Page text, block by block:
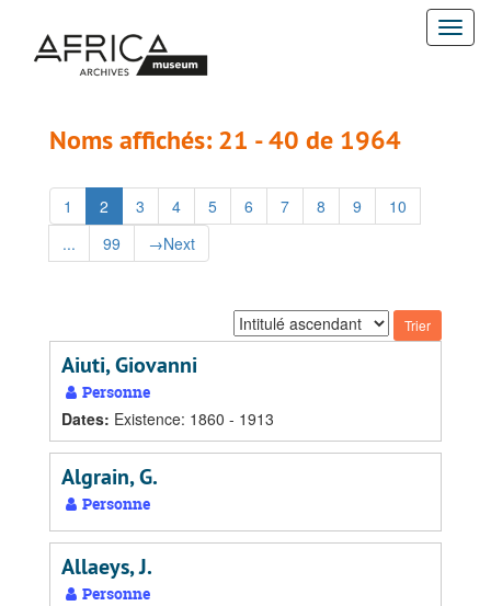
contenu
résultats
Noms affichés: 21 - 40 de 1964
1 2 3 4 5 6 7 8 9
10
...
99 →Next
Trier
par:
Aiuti, Giovanni
Personne
Dates: Existence: 1860 - 1913
Algrain, G.
Personne
Allaeys, J.
Personne